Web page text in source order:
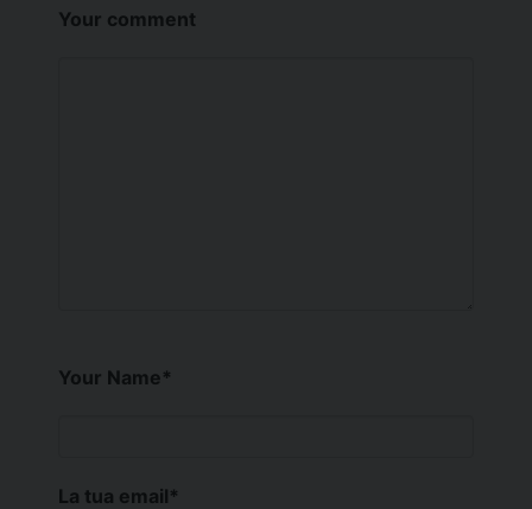
Your comment
Your Name*
La tua email*